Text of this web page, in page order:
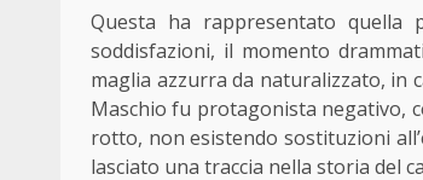
Questa ha rappresentato
soddisfazioni, il momento
maglia azzurra da naturalizzato, in
Maschio fu protagonista negativo,
rotto, non esistendo sostituzioni
lasciato una traccia nella storia del